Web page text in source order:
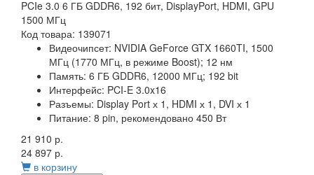
PCIe 3.0 6 ГБ GDDR6, 192 бит, DisplayPort, HDMI, GPU
1500 МГц
Код товара: 139071
Видеочипсет: NVIDIA GeForce GTX 1660TI, 1500
МГц (1770 МГц, в режиме Boost); 12 нм
Память: 6 ГБ GDDR6, 12000 МГц; 192 bit
Интерфейс: PCI-E 3.0x16
Разъемы: Display Port х 1, HDMI х 1, DVI х 1
Питание: 8 pin, рекомендовано 450 Вт
21 910 р.
24 897 р.
в корзину